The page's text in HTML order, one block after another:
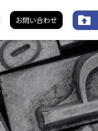
お問い合わせ